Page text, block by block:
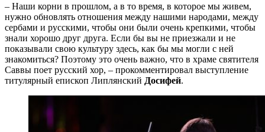
– Наши корни в прошлом, а в то время, в которое мы живем,
нужно обновлять отношения между нашими народами, между
сербами и русскими, чтобы они были очень крепкими, чтобы
знали хорошо друг друга. Если бы вы не приезжали и не
показывали свою культуру здесь, как бы мы могли с ней
знакомиться? Поэтому это очень важно, что в храме святителя
Саввы поет русский хор, – прокомментировал выступление
титулярный епископ Липлянский Досифей.